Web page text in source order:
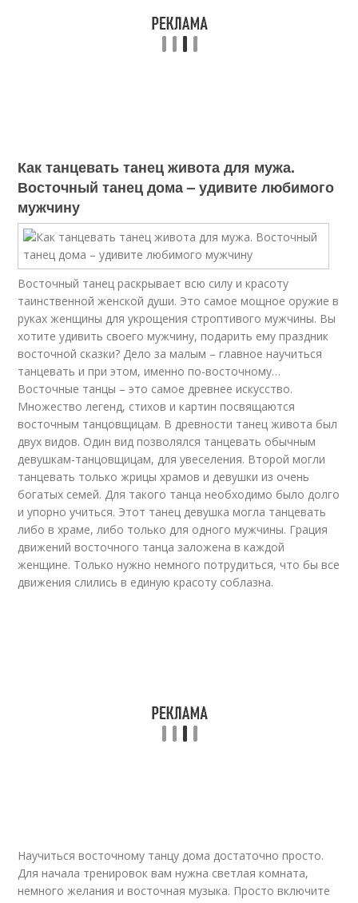
Как танцевать танец живота для мужа.
Восточный танец дома – удивите любимого
мужчину
Восточный танец раскрывает всю силу и красоту
таинственной женской души. Это самое мощное оружие в
руках женщины для укрощения строптивого мужчины. Вы
хотите удивить своего мужчину, подарить ему праздник
восточной сказки? Дело за малым – главное научиться
танцевать и при этом, именно по-восточному…
Восточные танцы – это самое древнее искусство.
Множество легенд, стихов и картин посвящаются
восточным танцовщицам. В древности танец живота был
двух видов. Один вид позволялся танцевать обычным
девушкам-танцовщицам, для увеселения. Второй могли
танцевать только жрицы храмов и девушки из очень
богатых семей. Для такого танца необходимо было долго
и упорно учиться. Этот танец девушка могла танцевать
либо в храме, либо только для одного мужчины. Грация
движений восточного танца заложена в каждой
женщине. Только нужно немного потрудиться, что бы все
движения слились в единую красоту соблазна.
Научиться восточному танцу дома достаточно просто.
Для начала тренировок вам нужна светлая комната,
немного желания и восточная музыка. Просто включите